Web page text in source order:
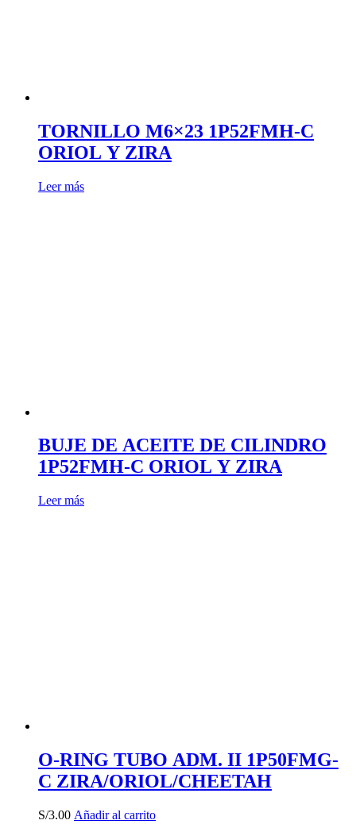
TORNILLO M6×23 1P52FMH-C
ORIOL Y ZIRA
Leer más
BUJE DE ACEITE DE CILINDRO
1P52FMH-C ORIOL Y ZIRA
Leer más
O-RING TUBO ADM. II 1P50FMG-
C ZIRA/ORIOL/CHEETAH
S/3.00 Añadir al carrito